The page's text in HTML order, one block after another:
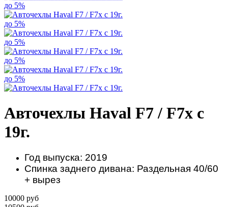
до 5%
до 5%
до 5%
до 5%
до 5%
Авточехлы Haval F7 / F7x с
19г.
Год выпуска: 2019
Спинка заднего дивана: Раздельная 40/60
+ вырез
10000 руб